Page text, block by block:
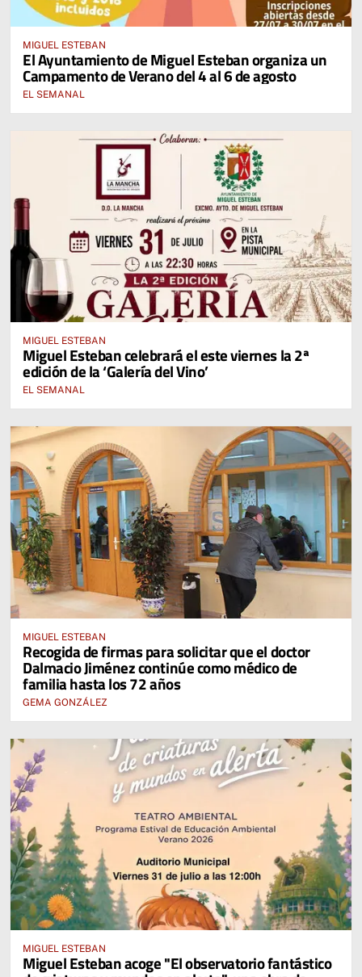
MIGUEL ESTEBAN
El Ayuntamiento de Miguel Esteban organiza un
Campamento de Verano del 4 al 6 de agosto
EL SEMANAL
MIGUEL ESTEBAN
Miguel Esteban celebrará el este viernes la 2ª
edición de la ‘Galería del Vino’
EL SEMANAL
MIGUEL ESTEBAN
Recogida de firmas para solicitar que el doctor
Dalmacio Jiménez continúe como médico de
familia hasta los 72 años
GEMA GONZÁLEZ
MIGUEL ESTEBAN
Miguel Esteban acoge "El observatorio fantástico